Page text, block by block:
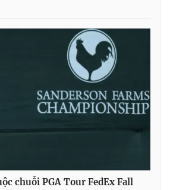
chuỗi PGA Tour FedEx Fall